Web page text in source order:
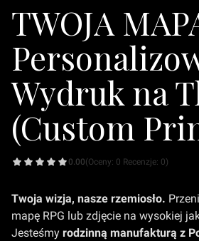
TWOJA
Wydruk na
(Custom
0.00(Oceny: 0 Recenzje: 0)
Twoja wizja, nasze rzemiosło.
mapę RPG lub zdjęcie na wysokiej
Jesteśmy rodzinną manufakturą z